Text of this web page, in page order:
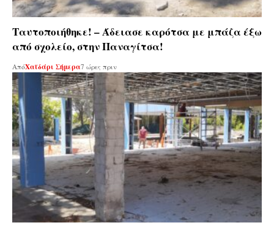
Ταυτοποιήθηκε! – Άδειασε καρότσα με μπάζα έξω
από σχολείο, στην Παναγίτσα!
ΑπόΧαϊδάρι Σήμερα7 ώρες πριν